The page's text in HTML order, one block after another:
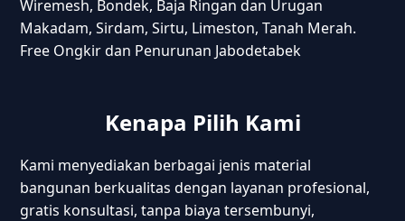
Wiremesh, Bondek, Baja Ringan dan Urugan
Makadam, Sirdam, Sirtu, Limeston, Tanah Merah.
Free Ongkir dan Penurunan Jabodetabek
Kenapa Pilih Kami
Kami menyediakan berbagai jenis material
bangunan berkualitas dengan layanan profesional,
gratis konsultasi, tanpa biaya tersembunyi,